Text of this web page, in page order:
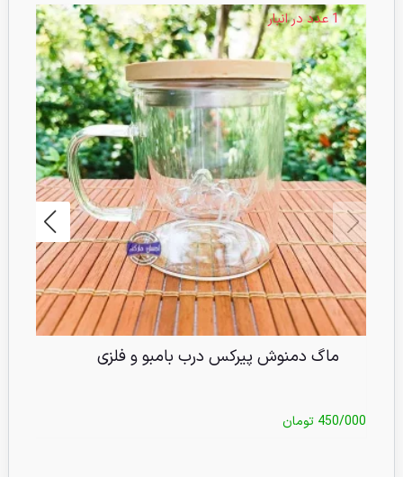
1 عدد در انبار
ماگ دمنوش پیرکس درب بامبو و فلزی
450/000 تومان